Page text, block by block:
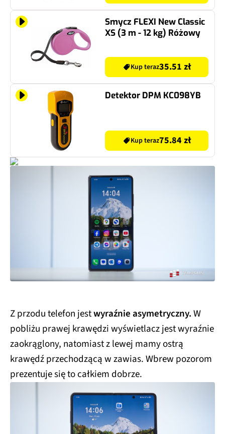
Smycz FLEXI New Classic
XS (3 m - 12 kg) Różowy
Kup teraz35.51 zł
Detektor DPM KC098YB
Kup teraz75.84 zł
Z przodu telefon jestwyraźnie asymetryczny.W
pobliżu prawej krawędzi wyświetlacz jest wyraźnie
zaokrąglony, natomiast z lewej mamy ostrą
krawędź przechodzącą w zawias. Wbrew pozorom
prezentuje się to całkiem dobrze.